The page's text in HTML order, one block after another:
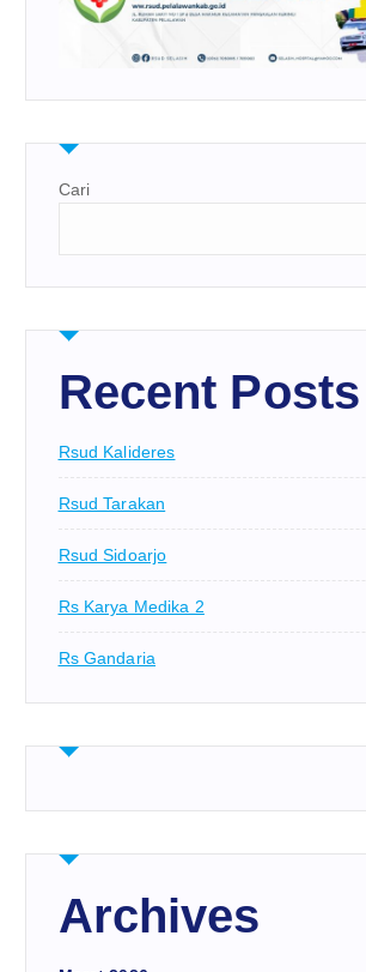
Cari
Recent Posts
Rsud Kalideres
Rsud Tarakan
Rsud Sidoarjo
Rs Karya Medika 2
Rs Gandaria
Archives